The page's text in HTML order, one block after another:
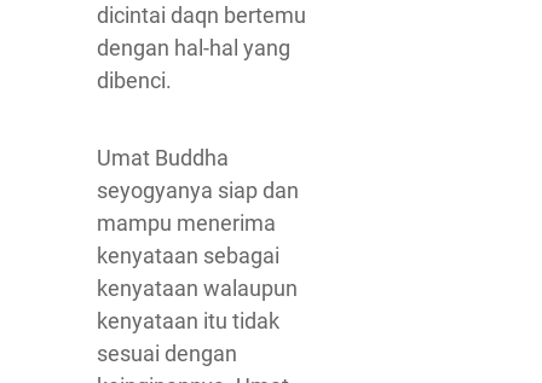
dicintai daqn bertemu
dengan hal-hal yang
dibenci.
Umat Buddha
seyogyanya siap dan
mampu menerima
kenyataan sebagai
kenyataan walaupun
kenyataan itu tidak
sesuai dengan